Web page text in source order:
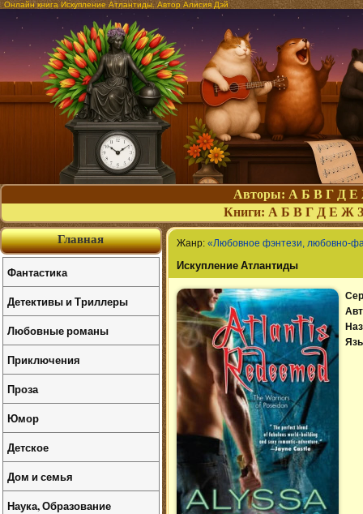
Онлайн книга Искупление Атлантиды. Автор Алисия Дэй
Авторы: А Б В Г Д Е
Книги: А Б В Г Д Е Ж З
Жанр: «Любовное фэнтези, любовно-
Искупление Атлантиды
Главная
Фантастика
Детективы и Триллеры
Любовные романы
Приключения
Проза
Юмор
Детское
Дом и семья
Наука, Образование